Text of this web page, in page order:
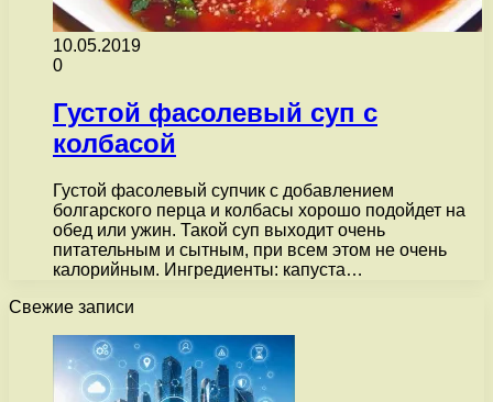
10.05.2019
0
Густой фасолевый суп с
колбасой
Густой фасолевый супчик с добавлением
болгарского перца и колбасы хорошо подойдет на
обед или ужин. Такой суп выходит очень
питательным и сытным, при всем этом не очень
калорийным. Ингредиенты: капуста…
Свежие записи